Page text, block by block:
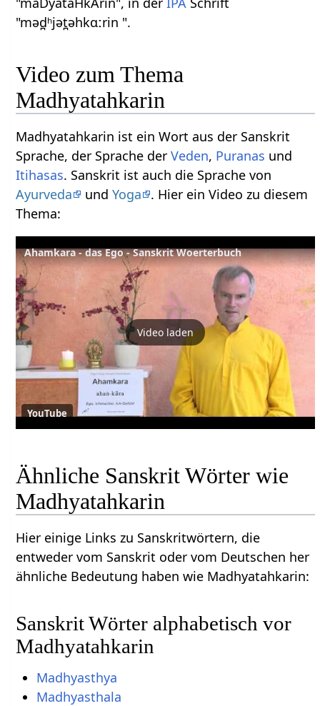
"məd̪ʰjət̪əhkɑːrin ".
Video zum Thema
Madhyatahkarin
Madhyatahkarin ist ein Wort aus der Sanskrit
Sprache, der Sprache derVeden, Puranas und
Itihasas. Sanskrit ist auch die Sprache von
Ayurveda
undYoga
. Hier ein Video zu diesem
Thema:
Ahamkara - das Ego - Sanskrit Woerterbuch
Video laden
YouTube
Ähnliche Sanskrit Wörter wie
Madhyatahkarin
Hier einige Links zu Sanskritwörtern, die
entweder vom Sanskrit oder vom Deutschen her
ähnliche Bedeutung haben wie Madhyatahkarin:
Sanskrit Wörter alphabetisch vor
Madhyatahkarin
Madhyasthya
Madhyasthala